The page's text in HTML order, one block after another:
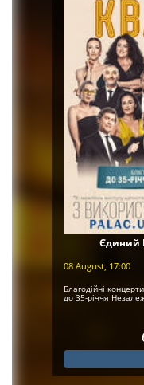
Єдиний
08 August, 17:00
Благодійні
до 35-річчя